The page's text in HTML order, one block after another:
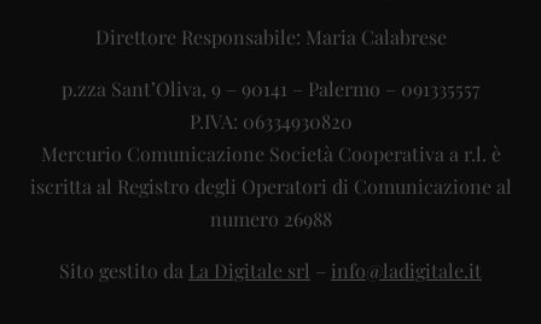
Direttore Responsabile: Maria Calabrese
p.zza Sant’Oliva, 9 – 90141 – Palermo – 091335557
P.IVA: 06334930820
Mercurio Comunicazione Società Cooperativa a r.l. è
iscritta al Registro degli Operatori di Comunicazione al
numero 26988
Sito gestito da La Digitale srl – info@ladigitale.it